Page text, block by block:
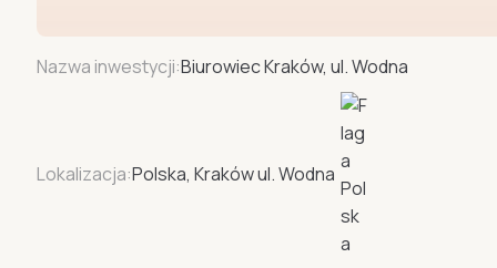
Nazwa inwestycji:Biurowiec Kraków, ul. Wodna
Lokalizacja:Polska, Kraków ul. Wodna